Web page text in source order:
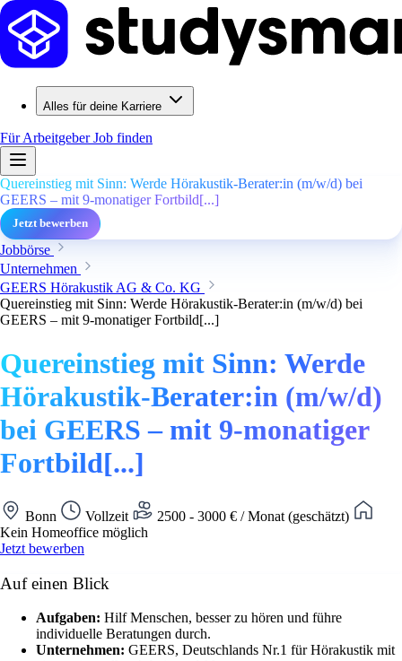
Alles für deine Karriere
Für ArbeitgeberJob finden
Quereinstieg mit Sinn: Werde Hörakustik-Berater:in (m/w/d) bei
GEERS – mit 9-monatiger Fortbild[...]
Jetzt bewerben
Jobbörse
Unternehmen
GEERS Hörakustik AG & Co. KG
Quereinstieg mit Sinn: Werde Hörakustik-Berater:in (m/w/d) bei
GEERS – mit 9-monatiger Fortbild[...]
Quereinstieg mit Sinn: Werde
Hörakustik-Berater:in (m/w/d)
bei GEERS – mit 9-monatiger
Fortbild[...]
Bonn Vollzeit
2500 - 3000 € / Monat (geschätzt)
Kein Homeoffice möglich
Jetzt bewerben
Auf einen Blick
Aufgaben: Hilf Menschen, besser zu hören und führe
individuelle Beratungen durch.
Unternehmen: GEERS, Deutschlands Nr.1 für Hörakustik mit